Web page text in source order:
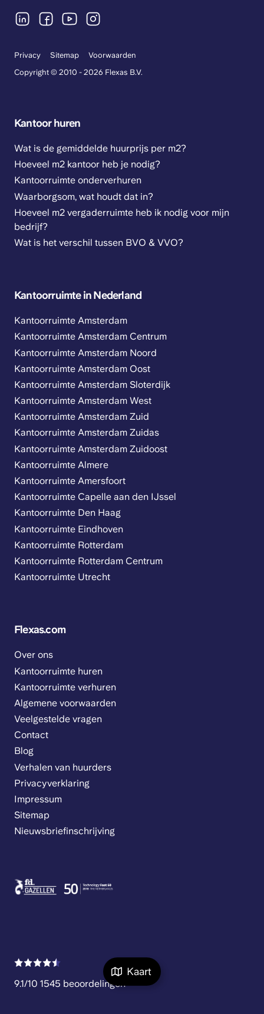
Kaart
Privacy Sitemap
Voorwaarden
Copyright © 2010 - 2026 Flexas B.V.
Kantoor huren
Wat is de gemiddelde huurprijs per m2?
Hoeveel m2 kantoor heb je nodig?
Kantoorruimte onderverhuren
Waarborgsom, wat houdt dat in?
Hoeveel m2 vergaderruimte heb ik nodig voor mijn
bedrijf?
Wat is het verschil tussen BVO & VVO?
Kantoorruimte in Nederland
Kantoorruimte Amsterdam
Kantoorruimte Amsterdam Centrum
Kantoorruimte Amsterdam Noord
Kantoorruimte Amsterdam Oost
Kantoorruimte Amsterdam Sloterdijk
Kantoorruimte Amsterdam West
Kantoorruimte Amsterdam Zuid
Kantoorruimte Amsterdam Zuidas
Kantoorruimte Amsterdam Zuidoost
Kantoorruimte Almere
Kantoorruimte Amersfoort
Kantoorruimte Capelle aan den IJssel
Kantoorruimte Den Haag
Kantoorruimte Eindhoven
Kantoorruimte Rotterdam
Kantoorruimte Rotterdam Centrum
Kantoorruimte Utrecht
Flexas.com
Over ons
Kantoorruimte huren
Kantoorruimte verhuren
Algemene voorwaarden
Veelgestelde vragen
Contact
Blog
Verhalen van huurders
Privacyverklaring
Impressum
Sitemap
Nieuwsbriefinschrijving
9.1/10 1545 beoordelingen